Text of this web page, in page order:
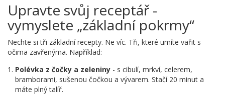
Upravte svůj receptář -
vymyslete „základní pokrmy“
Nechte si tři základní recepty. Ne víc. Tři, které umíte vařit s
očima zavřenýma. Například:
Polévka z čočky a zeleniny - s cibulí, mrkví, celerem,
bramborami, sušenou čočkou a vývarem. Stačí 20 minut a
máte plný talíř.